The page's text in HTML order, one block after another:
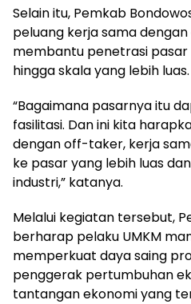
Selain itu, Pemkab
peluang kerja sama
membantu penetrasi pasar
hingga skala yang lebih luas.
“Bagaimana pasarnya itu
fasilitasi. Dan ini kita
dengan off-taker, kerja
ke pasar yang lebih luas
industri,” katanya.
Melalui kegiatan tersebut,
berharap pelaku UMKM
memperkuat daya saing
penggerak pertumbuhan
tantangan ekonomi yang